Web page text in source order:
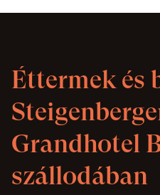
Éttermek és
Grandhotel
szállodában